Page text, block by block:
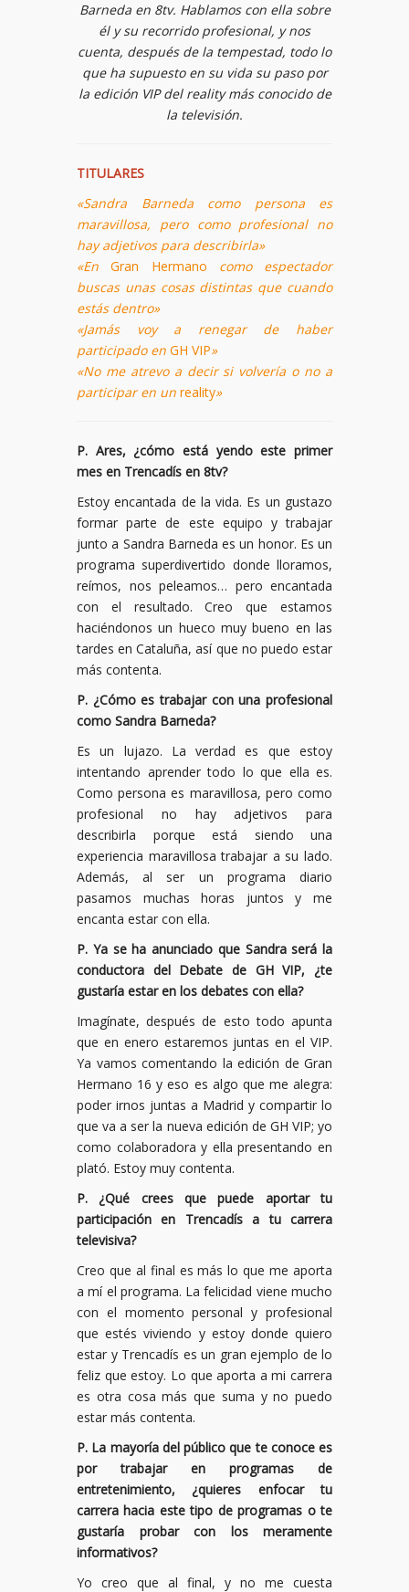
Barneda en 8tv. Hablamos con ella sobre
él y su recorrido profesional, y nos
cuenta, después de la tempestad, todo lo
que ha supuesto en su vida su paso por
la edición VIP del reality más conocido de
la televisión.
TITULARES
«Sandra Barneda como persona es
maravillosa, pero como profesional no
hay adjetivos para describirla»
«EnGran Hermano como espectador
buscas unas cosas distintas que cuando
estás dentro»
«Jamás voy a renegar de haber
participado en GH VIP»
«No me atrevo a decir si volvería o no a
participar en un reality»
P. Ares, ¿cómo está yendo este primer
mes en Trencadís en 8tv?
Estoy encantada de la vida. Es un gustazo
formar parte de este equipo y trabajar
junto a Sandra Barneda es un honor. Es un
programa superdivertido donde lloramos,
reímos, nos peleamos… pero encantada
con el resultado. Creo que estamos
haciéndonos un hueco muy bueno en las
tardes en Cataluña, así que no puedo estar
más contenta.
P. ¿Cómo es trabajar con una profesional
como Sandra Barneda?
Es un lujazo. La verdad es que estoy
intentando aprender todo lo que ella es.
Como persona es maravillosa, pero como
profesional no hay adjetivos para
describirla porque está siendo una
experiencia maravillosa trabajar a su lado.
Además, al ser un programa diario
pasamos muchas horas juntos y me
encanta estar con ella.
P. Ya se ha anunciado que Sandra será la
conductora del Debate de GH VIP, ¿te
gustaría estar en los debates con ella?
Imagínate, después de esto todo apunta
que en enero estaremos juntas en el VIP.
Ya vamos comentando la edición de Gran
Hermano 16 y eso es algo que me alegra:
poder irnos juntas a Madrid y compartir lo
que va a ser la nueva edición de GH VIP; yo
como colaboradora y ella presentando en
plató. Estoy muy contenta.
P. ¿Qué crees que puede aportar tu
participación en Trencadís a tu carrera
televisiva?
Creo que al final es más lo que me aporta
a mí el programa. La felicidad viene mucho
con el momento personal y profesional
que estés viviendo y estoy donde quiero
estar y Trencadís es un gran ejemplo de lo
feliz que estoy. Lo que aporta a mi carrera
es otra cosa más que suma y no puedo
estar más contenta.
P. La mayoría del público que te conoce es
por trabajar en programas de
entretenimiento, ¿quieres enfocar tu
carrera hacia este tipo de programas o te
gustaría probar con los meramente
informativos?
Yo creo que al final, y no me cuesta